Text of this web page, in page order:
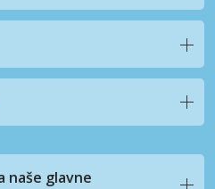
naše glavne